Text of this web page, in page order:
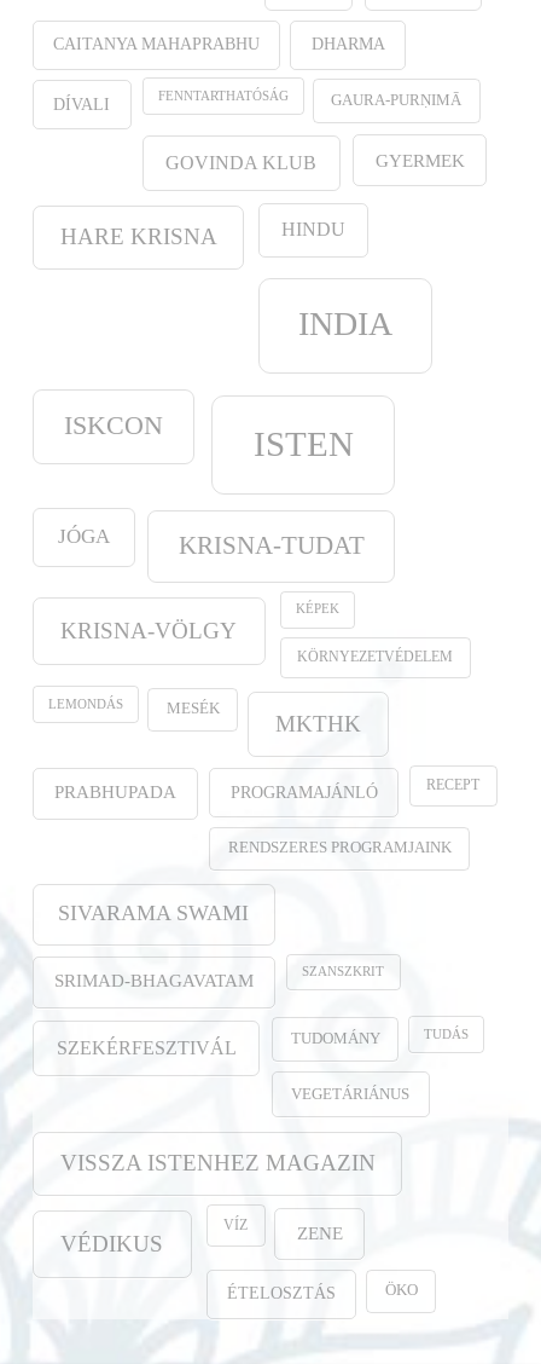
CAITANYA MAHAPRABHU DHARMA
DÍVALI FENNTARTHATÓSÁG GAURA-PURṆIMĀ
GOVINDA KLUB GYERMEK
HARE KRISNA HINDU
INDIA
ISKCON ISTEN
JÓGA KRISNA-TUDAT
KRISNA-VÖLGY
KÉPEK
KÖRNYEZETVÉDELEM
LEMONDÁS MESÉK
MKTHK
PRABHUPADA PROGRAMAJÁNLÓ RECEPT
RENDSZERES PROGRAMJAINK
SIVARAMA SWAMI
SRIMAD-BHAGAVATAM SZANSZKRIT
SZEKÉRFESZTIVÁL TUDOMÁNY TUDÁS
VEGETÁRIÁNUS
VISSZA ISTENHEZ MAGAZIN
VÉDIKUS
VÍZ ZENE
ÉTELOSZTÁS ÖKO